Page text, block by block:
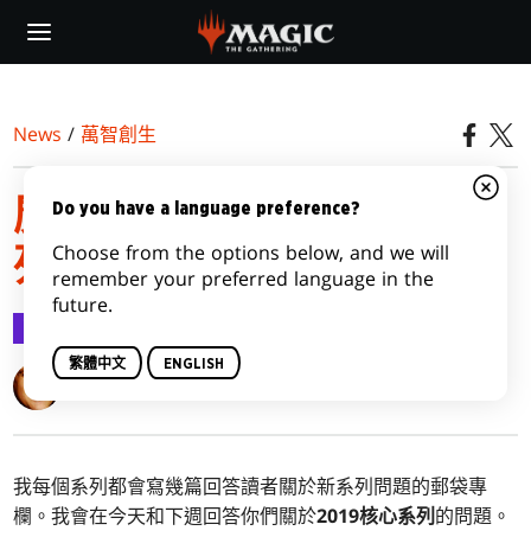
main
News / 萬智創生
魔法五四三：2019核心系
列
Mark Rosewater
我每個系列都會寫幾篇回答讀者關於新系列問題的郵袋專
欄。我會在今天和下週回答你們關於2019核心系列 的問題。
Do you have a language preference?
Choose from the options below, and we will
remember your preferred language in the
future.
繁體中文 ENGLISH